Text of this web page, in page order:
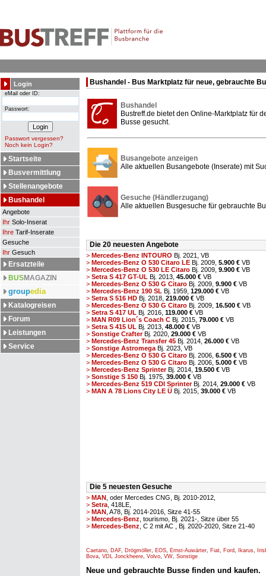
Login
eMail oder ID:
Passwort:
Passwort vergessen?
Noch kein Login?
Startseite
Busvermittlung
Stellenangebote
Bushandel
Angebote
Ihr Solo-Inserat
Ihre Tarif-Inserate
Gesuche
Ihr Gesuch
Ersatzteile
BUSMAGAZIN
groupedia
Katalogreisen
Forum
Leistungen
Service
Bushandel - Bus Marktplatz für neue, gebrauchte
Bushandel
Bustreff.de bietet den Online-Marktplatz für
Busse gesucht.
Busangebote anzeigen
Alle aktuellen Busangebote (Inserate) mit
Gesuche (Händlerzugang)
Alle aktuellen Busgesuche für gebrauchte
Die 20 neuesten Angebote
> Mercedes-Benz INTOURO Bj. 2021, VB
> Mercedes-Benz O 530 Citaro LE Bj. 2009, 5.900 € VB
> Mercedes-Benz O 530 LE Citaro Bj. 2009, 9.900 € VB
> Setra S 417 GT-UL Bj. 2013, 45.000 € VB
> Mercedes-Benz O 530 G Citaro Bj. 2009, 9.900 € VB
> Mercedes-Benz 190 SL Bj. 1959, 129.000 € VB
> Setra S 516 HD Bj. 2018, 219.000 € VB
> Mercedes-Benz O 530 G Citaro Bj. 2009, 16.500 € VB
> Setra S 417 UL Bj. 2016, 119.000 € VB
> MAN R09 Lion´s Coach C Bj. 2015, 79.000 € VB
> Setra S 415 UL Bj. 2013, 48.000 € VB
> Sonstige CrafterBj. 2020, 29.000 € VB
> Mercedes-Benz Transfer 45 Bj. 2014, 26.000 € VB
> Sonstige Astromega Bj. 2023, VB
> Mercedes-Benz O 530 G Citaro Bj. 2006, 6.500 € VB
> Mercedes-Benz O 530 G Citaro Bj. 2006, 5.000 € VB
> Mercedes-Benz SprinterBj. 2014, 19.500 € VB
> Sonstige S 150 Bj. 1975, 39.000 € VB
> Mercedes-Benz 519 CDI SprinterBj. 2014, 29.000 € VB
> MAN A 78 Lions City LE Ü Bj. 2015, 39.000 € VB
Die 5 neuesten Gesuche
> MAN , oder Mercedes CNG, Bj. 2010-2012,
> Setra , 418LE,
> MAN , A78, Bj. 2014-2016, Sitze 41-55
> Mercedes-Benz , tourismo, Bj. 2021-, Sitze über 55
> Mercedes-Benz , C 2 mit AC , Bj. 2020-2020, Sitze 21-40
Caetano, DAF, Drögmöller, EOS, Ernst-Auwärter, Fiat, Ford, Ikarus,
Bova, VDL Jonckheere, Volvo, VW, Sonstige
Neue und gebrauchte Busse finden und kaufen.